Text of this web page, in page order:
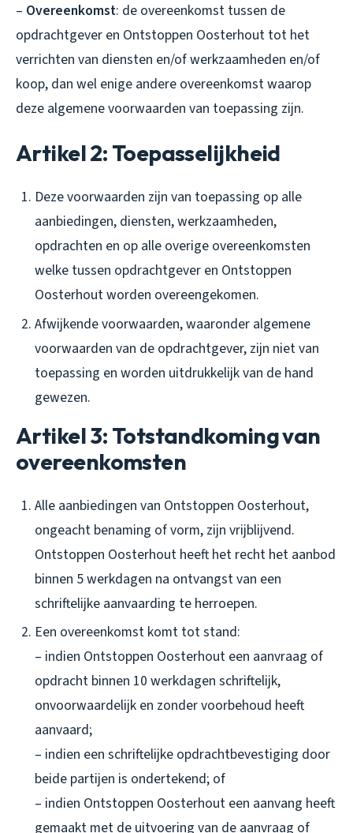
– Overeenkomst: de overeenkomst tussen de
opdrachtgever en Ontstoppen Oosterhout tot het
verrichten van diensten en/of werkzaamheden en/of
koop, dan wel enige andere overeenkomst waarop
deze algemene voorwaarden van toepassing zijn.
Artikel 2: Toepasselijkheid
Deze voorwaarden zijn van toepassing op alle
aanbiedingen, diensten, werkzaamheden,
opdrachten en op alle overige overeenkomsten
welke tussen opdrachtgever en Ontstoppen
Oosterhout worden overeengekomen.
Afwijkende voorwaarden, waaronder algemene
voorwaarden van de opdrachtgever, zijn niet van
toepassing en worden uitdrukkelijk van de hand
gewezen.
Artikel 3: Totstandkoming van
overeenkomsten
Alle aanbiedingen van Ontstoppen Oosterhout,
ongeacht benaming of vorm, zijn vrijblijvend.
Ontstoppen Oosterhout heeft het recht het aanbod
binnen 5 werkdagen na ontvangst van een
schriftelijke aanvaarding te herroepen.
Een overeenkomst komt tot stand:
– indien Ontstoppen Oosterhout een aanvraag of
opdracht binnen 10 werkdagen schriftelijk,
onvoorwaardelijk en zonder voorbehoud heeft
aanvaard;
– indien een schriftelijke opdrachtbevestiging door
beide partijen is ondertekend; of
– indien Ontstoppen Oosterhout een aanvang heeft
gemaakt met de uitvoering van de aanvraag of